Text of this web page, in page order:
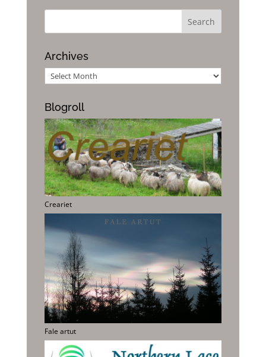
Archives
Archives
Blogroll
Creariet
Fale artut